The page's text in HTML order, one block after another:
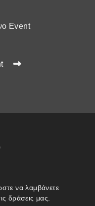
Event
να λαμβάνετε
δράσεις μας.